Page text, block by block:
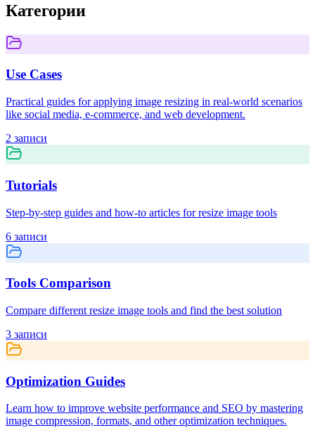
Категории
Use Cases
Practical guides for applying image resizing in real-world scenarios
like social media, e-commerce, and web development.
2 записи
Tutorials
Step-by-step guides and how-to articles for resize image tools
6 записи
Tools Comparison
Compare different resize image tools and find the best solution
3 записи
Optimization Guides
Learn how to improve website performance and SEO by mastering
image compression, formats, and other optimization techniques.